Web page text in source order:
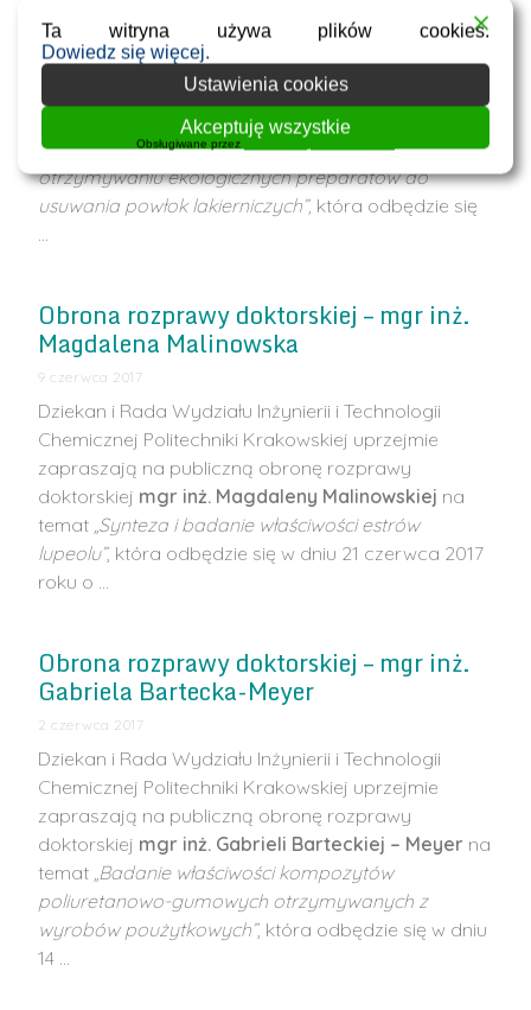
Chemicznej Politechniki Krakowskiej uprzejmie
zapraszają na publiczną obronę rozprawy
mgr inż. Grzegorza Kurowskiego
„Możliwości zastosowania produktów
ubocznych przemysłu chemicznego w
otrzymywaniu ekologicznych preparatów do
usuwania powłok lakierniczych”, która odbędzie się
…
Obrona rozprawy doktorskiej – mgr inż.
Magdalena Malinowska
9 czerwca 2017
Dziekan i Rada Wydziału Inżynierii i Technologii
Chemicznej Politechniki Krakowskiej uprzejmie
zapraszają na publiczną obronę rozprawy
doktorskiej mgr inż. Magdaleny Malinowskiej na
temat „Synteza i badanie właściwości estrów
lupeolu”, która odbędzie się w dniu 21 czerwca 2017
roku o …
Obrona rozprawy doktorskiej – mgr inż.
Gabriela Bartecka-Meyer
2 czerwca 2017
Dziekan i Rada Wydziału Inżynierii i Technologii
Chemicznej Politechniki Krakowskiej uprzejmie
zapraszają na publiczną obronę rozprawy
doktorskiej mgr inż. Gabrieli Barteckiej – Meyer na
temat „Badanie właściwości kompozytów
poliuretanowo-gumowych otrzymywanych z
wyrobów poużytkowych”, która odbędzie się w dniu
14 …
Ta witryna używa plików cookies.
Dowiedz się więcej.
Ustawienia cookies
Akceptuję wszystkie
Obsługiwane przez WPLP Compliance Platform